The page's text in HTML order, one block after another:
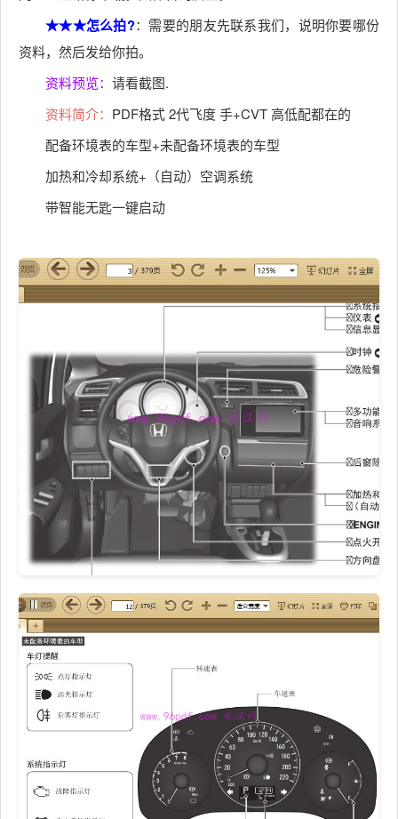
★★★怎么拍?：需要的朋友先联系我们，说明你要哪份
资料，然后发给你拍。
资料预览： 请看截图.
资料简介： PDF格式 2代飞度 手+CVT 高低配都在的
配备环境表的车型+未配备环境表的车型
加热和冷却系统+（自动）空调系统
带智能无匙一键启动